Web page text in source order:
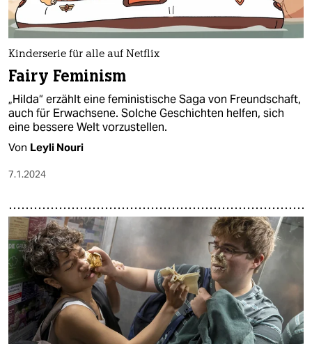
Kinderserie für alle auf Netflix
Fairy Feminism
„Hilda“ erzählt eine feministische Saga von Freundschaft,
auch für Erwachsene. Solche Geschichten helfen, sich
eine bessere Welt vorzustellen.
Von Leyli Nouri
7.1.2024